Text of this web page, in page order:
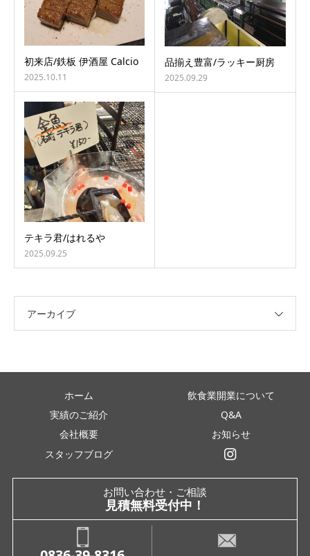
初来店/鉄板 伊酒屋 Calcio
2025.10.11
品揃え豊富/ラッキー厨房
2025.09.29
テキラ君/はれるや
2025.09.25
アーカイブ
ホーム
飲食業開業について
実績のご紹介
Q&A
会社概要
お知らせ
スタッフブログ
お問い合わせ・ご相談
見積無料受付中！